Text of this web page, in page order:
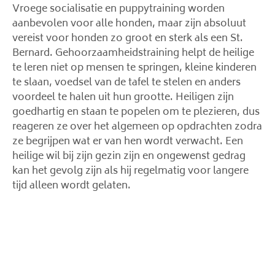
Vroege socialisatie en puppytraining worden
aanbevolen voor alle honden, maar zijn absoluut
vereist voor honden zo groot en sterk als een St.
Bernard. Gehoorzaamheidstraining helpt de heilige
te leren niet op mensen te springen, kleine kinderen
te slaan, voedsel van de tafel te stelen en anders
voordeel te halen uit hun grootte. Heiligen zijn
goedhartig en staan ​​te popelen om te plezieren, dus
reageren ze over het algemeen op opdrachten zodra
ze begrijpen wat er van hen wordt verwacht. Een
heilige wil bij zijn gezin zijn en ongewenst gedrag
kan het gevolg zijn als hij regelmatig voor langere
tijd alleen wordt gelaten.